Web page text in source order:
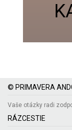
© PRIMAVERA
Vaše otázky radi
RÁZCESTIE